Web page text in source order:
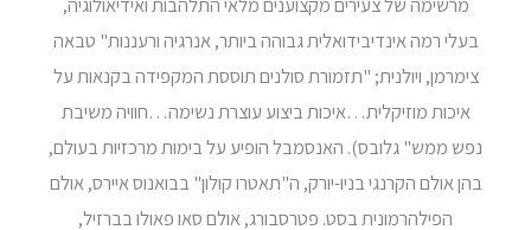
בעלי רמה אינדיבידואלית גבוהה ביותר, אנרגיה ורעננות" טבאה
צימרמן, ויולנית; "תזמורת סולנים תוססת המקפידה בקנאות על
איכות מוזיקלית…איכות ביצוע עוצרת נשימה…חוויה משיבת
נפש ממש" גלובס). האנסמבל הופיע על בימות מרכזיות בעולם,
בהן אולם הקרנגי בניו-יורק, ה"תאטרו קולון" בבואנוס איירס, אולם
הפילהרמונית בסט. פטרסבורג, אולם סאו פאולו בברזיל,